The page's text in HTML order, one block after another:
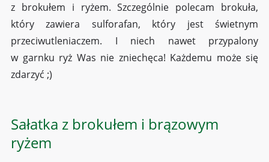
z brokułem i ryżem. Szczególnie polecam brokuła,
który zawiera sulforafan, który jest świetnym
przeciwutleniaczem. I niech nawet przypalony
w garnku ryż Was nie zniechęca! Każdemu może się
zdarzyć ;)
Sałatka z brokułem i brązowym
ryżem